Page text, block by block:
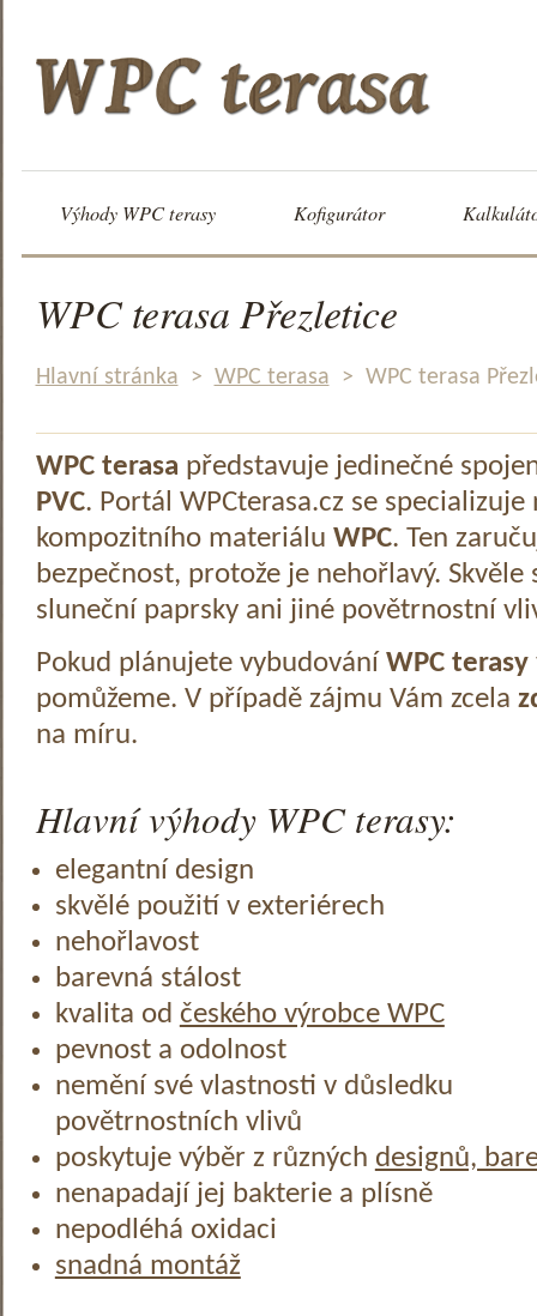
Výhody WPC terasy Kofigurátor
WPC terasa Přezletice
Hlavní stránka > WPC terasa > WPC terasa
WPC terasa představuje jedinečné
PVC. Portál WPCterasa.cz se specializuje
kompozitního materiálu WPC. Ten
bezpečnost, protože je nehořlavý.
sluneční paprsky ani jiné povětrnostní
Pokud plánujete vybudování WPC terasy
pomůžeme. V případě zájmu Vám zcela
na míru.
Hlavní výhody WPC terasy:
elegantní design
skvělé použití v exteriérech
nehořlavost
barevná stálost
kvalita od českého výrobce WPC
pevnost a odolnost
nemění své vlastnosti v důsledku
povětrnostních vlivů
poskytuje výběr z různých designů,
nenapadají jej bakterie a plísně
nepodléhá oxidaci
snadná montáž